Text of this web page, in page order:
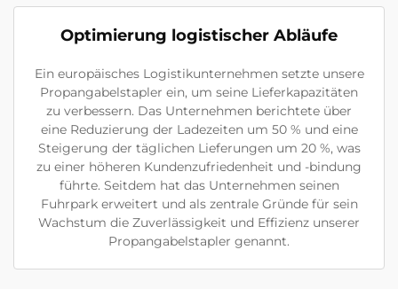
Optimierung logistischer Abläufe
Ein europäisches Logistikunternehmen setzte unsere
Propangabelstapler ein, um seine Lieferkapazitäten
zu verbessern. Das Unternehmen berichtete über
eine Reduzierung der Ladezeiten um 50 % und eine
Steigerung der täglichen Lieferungen um 20 %, was
zu einer höheren Kundenzufriedenheit und -bindung
führte. Seitdem hat das Unternehmen seinen
Fuhrpark erweitert und als zentrale Gründe für sein
Wachstum die Zuverlässigkeit und Effizienz unserer
Propangabelstapler genannt.